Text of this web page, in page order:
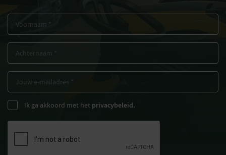
Ik ga akkoord met het privacybeleid.